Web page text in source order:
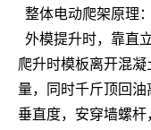
整体电动爬架原理：
外模提升时，靠直
爬升时模板离开混
量，同时千斤顶回
垂直度，安穿墙螺